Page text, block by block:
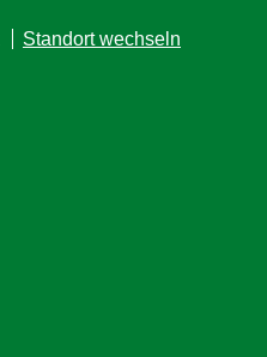
Standort wechseln